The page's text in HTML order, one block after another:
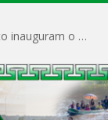
Prefeito Vivaldo Mendes e vice-prefeito Quito inauguram o CAPS e fortalecem a saúde pública em Anajás.